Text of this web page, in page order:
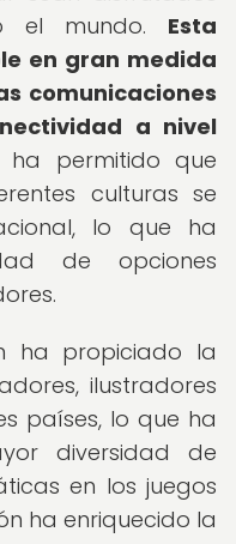
el mundo. Esta
en gran medida
comunicaciones
a nivel
ha permitido que
culturas se
lo que ha
de opciones
ha propiciado la
ilustradores
países, lo que ha
diversidad de
en los juegos
ha enriquecido la